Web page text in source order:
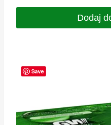
Dodaj
Save